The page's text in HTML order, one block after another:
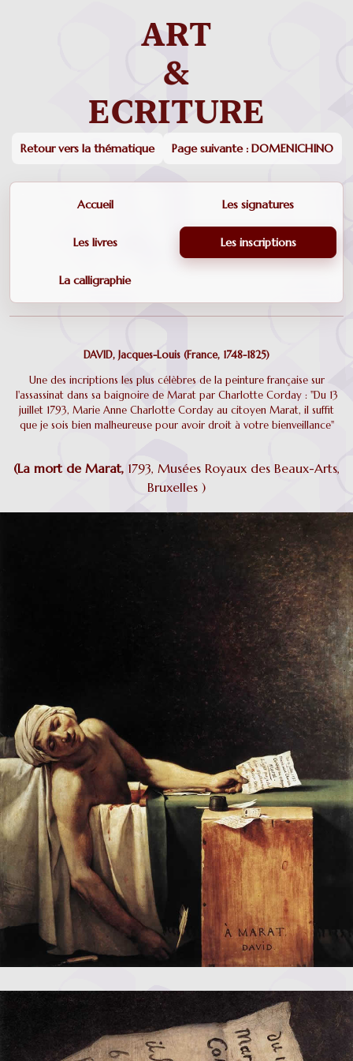
Retour vers la thématique Page suivante : DOMENICHINO
Accueil Les signatures
Les livres Les inscriptions
La calligraphie
DAVID, Jacques-Louis (France, 1748-1825)
Une des incriptions les plus célèbres de la peinture française sur
l'assassinat dans sa baignoire de Marat par Charlotte Corday : "Du 13
juillet 1793, Marie Anne Charlotte Corday au citoyen Marat, il suffit
que je sois bien malheureuse pour avoir droit à votre bienveillance"
(La mort de Marat, 1793, Musées Royaux des Beaux-Arts,
Bruxelles )